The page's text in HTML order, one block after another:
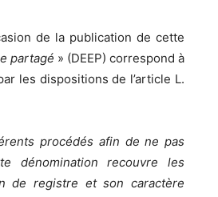
de la publication de cette
partagé » (DEEP) correspond à
les dispositions de l’article L.
procédés afin de ne pas
dénomination recouvre les
de registre et son caractère